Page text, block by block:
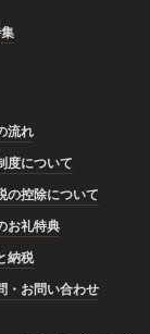
流れ
度について
の控除について
お礼特典
納税
・お問い合わせ